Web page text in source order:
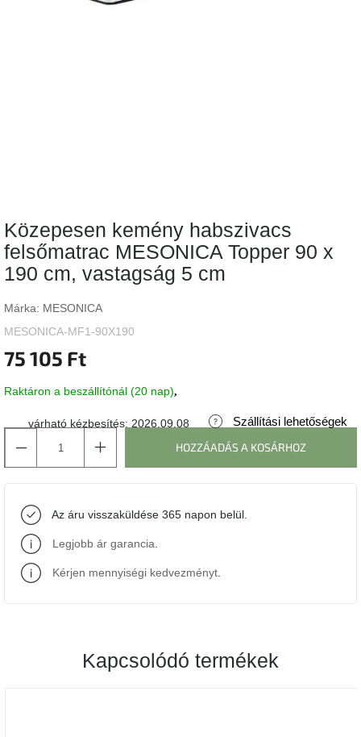
gyűjtemény
Kave
Home
Richmond
J-
gyűjtemény
Ame
Yens
gyűjtemény
Szezonális
Közepesen kemény habszivacs
felsőmatrac MESONICA Topper 90 x
190 cm, vastagság 5 cm
Márka: MESONICA
MESONICA-MF1-90X190
75 105 Ft
Raktáron a beszállítónál (20 nap)
várható kézbesítés: 2026.09.08
Szállítási lehetőségek
HOZZÁADÁS A KOSÁRHOZ
Az áru visszaküldése 365 napon belül.
Legjobb ár garancia
Kérjen mennyiségi kedvezményt
Kapcsolódó termékek